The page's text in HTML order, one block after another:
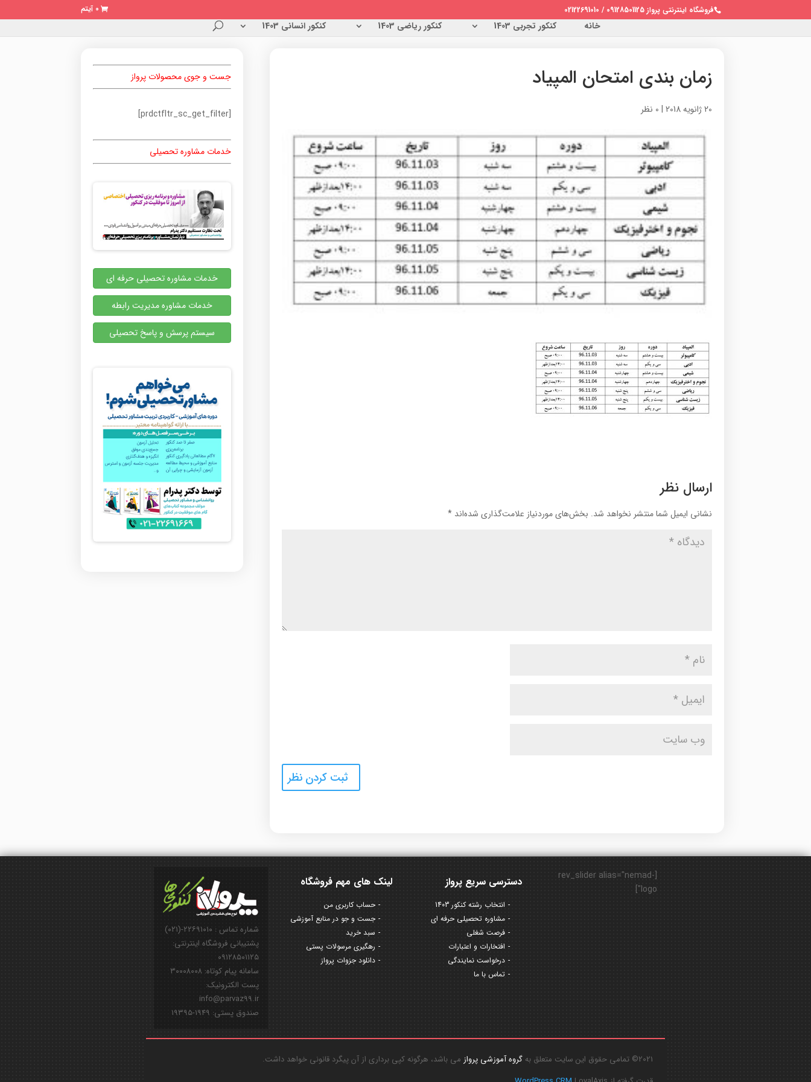
فروشگاه اینترنتی پرواز 09128501125 / 02122691010 0 آیتم
خانه کنکور تجربی 1403 کنکور ریاضی 1403 کنکور انسانی 1403
زمان بندی امتحان المپیاد
20 ژانویه 2018 | 0 نظر
ارسال نظر
نشانی ایمیل شما منتشر نخواهد شد. بخش‌های موردنیاز علامت‌گذاری شده‌اند*
جست و جوی محصولات پرواز
[prdctfltr_sc_get_filter]
خدمات مشاوره تحصیلی
خدمات مشاوره تحصیلی حرفه ای
خدمات مشاوره مدیریت رابطه
سیستم پرسش و پاسخ تحصیلی
شماره تماس : ۲۲۶۹۱۰۱۰-(۰۲۱)
پشتیبانی فروشگاه اینترنتی:
۰۹۱۲۸۵۰۱۱۲۵
سامانه پیام کوتاه: ۳۰۰۰۸۰۰۸
پست الکترونیک:
info@parvaz99.ir
صندوق پستی: ۱۹۴۹-۱۹۳۹۵
لینک های مهم فروشگاه
حساب کاربری من
جست و جو در منابع آموزشی
سبد خرید
رهگیری مرسولات پستی
دانلود جزوات پرواز
دسترسی سریع پرواز
انتخاب رشته کنکور 1403
مشاوره تحصیلی حرفه ای
فرصت شغلی
افتخارات و اعتبارات
درخواست نمایندگی
تماس با ما
[rev_slider alias="nemad-
logo"]
2021© تمامی حقوق این سایت متعلق به گروه آموزشی پرواز می باشد، هرگونه کپی برداری از آن پیگرد قانونی خواهد داشت.